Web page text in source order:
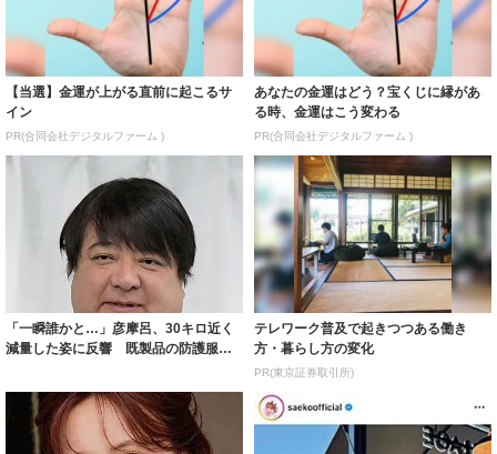
【当選】金運が上がる直前に起こるサ
イン
PR(合同会社デジタルファーム )
あなたの金運はどう？宝くじに縁があ
る時、金運はこう変わる
PR(合同会社デジタルファーム )
「一瞬誰かと…」彦摩呂、30キロ近く
減量した姿に反響 既製品の防護服が
テレワーク普及で起きつつある働き
方・暮らし方の変化
PR(東京証券取引所)